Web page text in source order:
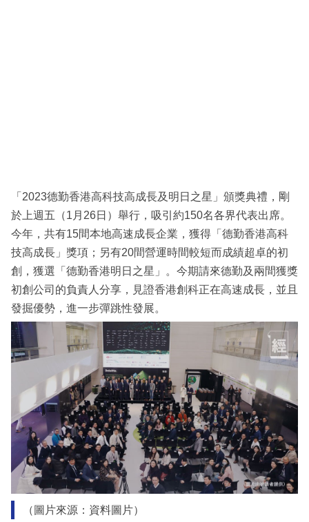
閱
專
區
「2023德勤香港高科技高成長及明日之星」頒獎典禮，剛
於上週五（1月26日）舉行，吸引約150名各界代表出席。
今年，共有15間本地高速成長企業，獲得「德勤香港高科
技高成長」獎項；另有20間營運時間較短而成績超卓的初
創，獲選「德勤香港明日之星」。今期請來德勤及兩間獲獎
初創公司的負責人分享，見證香港創科正在高速成長，並且
發掘優勢，進一步彈跳性發展。
（圖片來源：資料圖片）